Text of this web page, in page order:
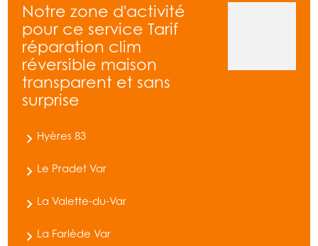
Notre zone d'activité
pour ce service Tarif
réparation clim
réversible maison
transparent et sans
surprise
Hyères 83
Le Pradet Var
La Valette-du-Var
La Farlède Var